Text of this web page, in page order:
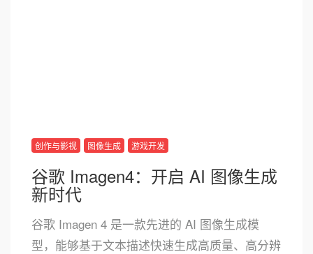
创作与影视 图像生成 游戏开发
谷歌 Imagen4：开启 AI 图像生成
新时代
谷歌 Imagen 4 是一款先进的 AI 图像生成模
型，能够基于文本描述快速生成高质量、高分辨